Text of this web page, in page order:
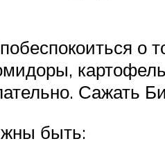
Сажать
быть: